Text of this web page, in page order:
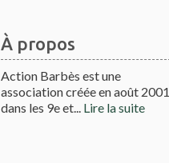
À propos
Action Barbès est une
association créée en août 2001
dans les 9e et... Lire la suite